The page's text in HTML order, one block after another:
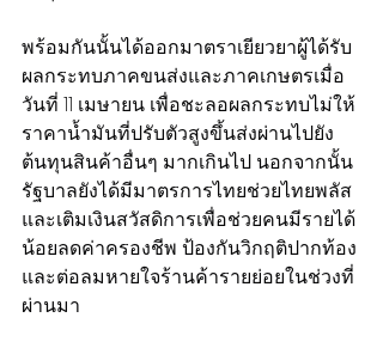
พร้อมกันนั้นได้ออกมาตราเยียวยาผู้ได้รับ
ผลกระทบภาคขนส่งและภาคเกษตรเมื่อ
วันที่ 11 เมษายน เพื่อชะลอผลกระทบไม่ให้
ราคาน้ำมันที่ปรับตัวสูงขึ้นส่งผ่านไปยัง
ต้นทุนสินค้าอื่นๆ มากเกินไป นอกจากนั้น
รัฐบาลยังได้มีมาตรการไทยช่วยไทยพลัส
และเติมเงินสวัสดิการเพื่อช่วยคนมีรายได้
น้อยลดค่าครองชีพ ป้องกันวิกฤติปากท้อง
และต่อลมหายใจร้านค้ารายย่อยในช่วงที่
ผ่านมา